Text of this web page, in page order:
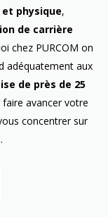
physique,
de carrière
chez PURCOM on
adéquatement aux
de près de 25
avancer votre
concentrer sur